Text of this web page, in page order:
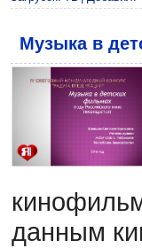
Музыка в
данным